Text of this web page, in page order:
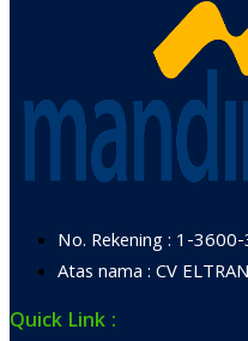
No. Rekening : 1-
Atas nama : CV
Quick Link :